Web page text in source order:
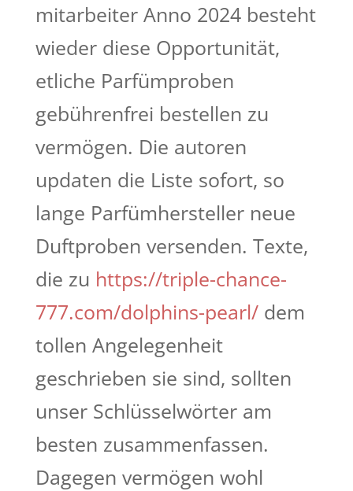
mitarbeiter Anno 2024 besteht
wieder diese Opportunität,
etliche Parfümproben
gebührenfrei bestellen zu
vermögen. Die autoren
updaten die Liste sofort, so
lange Parfümhersteller neue
Duftproben versenden. Texte,
die zu https://triple-chance-
777.com/dolphins-pearl/dem
tollen Angelegenheit
geschrieben sie sind, sollten
unser Schlüsselwörter am
besten zusammenfassen.
Dagegen vermögen wohl